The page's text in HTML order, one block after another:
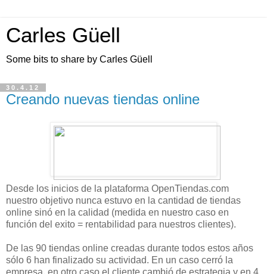
Carles Güell
Some bits to share by Carles Güell
30.4.12
Creando nuevas tiendas online
Desde los inicios de la plataforma OpenTiendas.com
nuestro objetivo nunca estuvo en la cantidad de tiendas
online sinó en la calidad (medida en nuestro caso en
función del exito = rentabilidad para nuestros clientes).
De las 90 tiendas online creadas durante todos estos años
sólo 6 han finalizado su actividad. En un caso cerró la
empresa, en otro caso el cliente cambió de estrategia y en 4